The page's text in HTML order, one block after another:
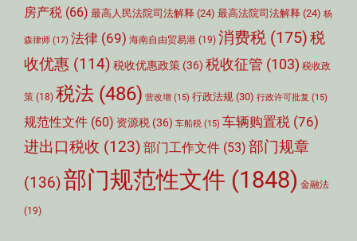
房产税 (66) 最高人民法院司法解释 (24) 最高法院司法解释 (24) 杨
森律师 (17) 法律 (69) 海南自由贸易港 (19) 消费税 (175)税
收优惠 (114) 税收优惠政策 (36) 税收征管 (103) 税收政
策 (18) 税法 (486) 营改增 (15) 行政法规 (30) 行政许可批复 (15)
规范性文件 (60) 资源税 (36) 车船税 (15) 车辆购置税 (76)
进出口税收 (123) 部门工作文件 (53) 部门规章
(136)部门规范性文件 (1848) 金融法
(19)